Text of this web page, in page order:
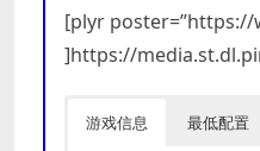
[plyr poster=”https://
]https://
游戏信息 最低配置